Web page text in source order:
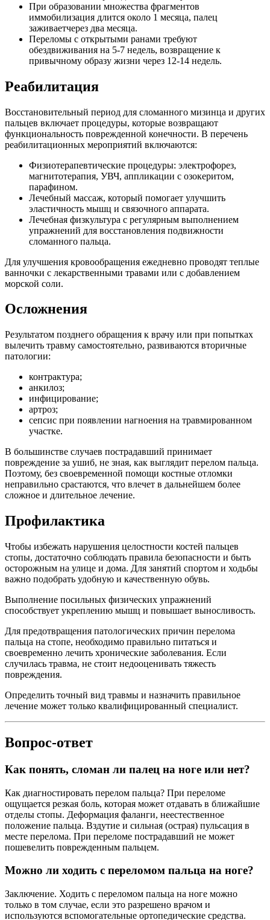
При образовании множества фрагментов
иммобилизация длится около 1 месяца, палец
заживаетчерез два месяца.
Переломы с открытыми ранами требуют
обездвиживания на 5-7 недель, возвращение к
привычному образу жизни через 12-14 недель.
Реабилитация
Восстановительный период для сломанного мизинца и других
пальцев включает процедуры, которые возвращают
функциональность поврежденной конечности. В перечень
реабилитационных мероприятий включаются:
Физиотерапевтические процедуры: электрофорез,
магнитотерапия, УВЧ, аппликации с озокеритом,
парафином.
Лечебный массаж, который помогает улучшить
эластичность мышц и связочного аппарата.
Лечебная физкультура с регулярным выполнением
упражнений для восстановления подвижности
сломанного пальца.
Для улучшения кровообращения ежедневно проводят теплые
ванночки с лекарственными травами или с добавлением
морской соли.
Осложнения
Результатом позднего обращения к врачу или при попытках
вылечить травму самостоятельно, развиваются вторичные
патологии:
контрактура;
анкилоз;
инфицирование;
артроз;
сепсис при появлении нагноения на травмированном
участке.
В большинстве случаев пострадавший принимает
повреждение за ушиб, не зная, как выглядит перелом пальца.
Поэтому, без своевременной помощи костные отломки
неправильно срастаются, что влечет в дальнейшем более
сложное и длительное лечение.
Профилактика
Чтобы избежать нарушения целостности костей пальцев
стопы, достаточно соблюдать правила безопасности и быть
осторожным на улице и дома. Для занятий спортом и ходьбы
важно подобрать удобную и качественную обувь.
Выполнение посильных физических упражнений
способствует укреплению мышц и повышает выносливость.
Для предотвращения патологических причин перелома
пальца на стопе, необходимо правильно питаться и
своевременно лечить хронические заболевания. Если
случилась травма, не стоит недооценивать тяжесть
повреждения.
Определить точный вид травмы и назначить правильное
лечение может только квалифицированный специалист.
Вопрос-ответ
Как понять, сломан ли палец на ноге или нет?
Как диагностировать перелом пальца? При переломе
ощущается резкая боль, которая может отдавать в ближайшие
отделы стопы. Деформация фаланги, неестественное
положение пальца. Вздутие и сильная (острая) пульсация в
месте перелома. При переломе пострадавший не может
пошевелить поврежденным пальцем.
Можно ли ходить с переломом пальца на ноге?
Заключение. Ходить с переломом пальца на ноге можно
только в том случае, если это разрешено врачом и
используются вспомогательные ортопедические средства.